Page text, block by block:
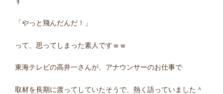
「やっと飛んだんだ！」
って、思ってしまった素人ですｗｗ
東海テレビの高井一さんが、アナウンサーのお仕事で
取材を長期に渡ってしていたそうで、熱く語っていました＾